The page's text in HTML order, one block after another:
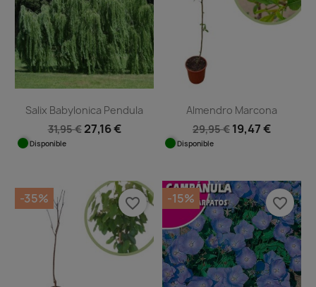
Salix Babylonica Pendula
31,95 € 27,16 €
Disponible
Almendro Marcona
29,95 € 19,47 €
Disponible
-35% favorite_border -15% favorite_border